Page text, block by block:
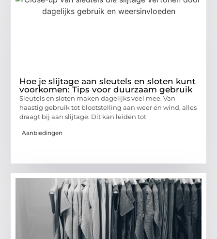
Hoe je slijtage aan sleutels en sloten kunt
voorkomen: Tips voor duurzaam gebruik
Sleutels en sloten maken dagelijks veel mee. Van
haastig gebruik tot blootstelling aan weer en wind, alles
draagt bij aan slijtage. Dit kan leiden tot
Aanbiedingen